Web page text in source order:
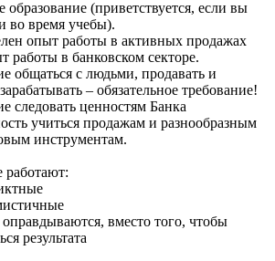
образование (приветствуется, если вы
во время учебы).
опыт работы в активных продажах
работы в банковском секторе.
общаться с людьми, продавать и
– обязательное требование!
следовать ценностям Банка
учиться продажам и разнообразным
инструментам.
работают:
оправдываются, вместо того, чтобы
результата